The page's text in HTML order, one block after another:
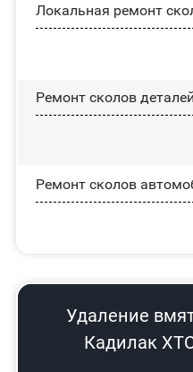
Локальная ремонт
Ремонт сколов
Ремонт сколов
Удаление
Кадилак